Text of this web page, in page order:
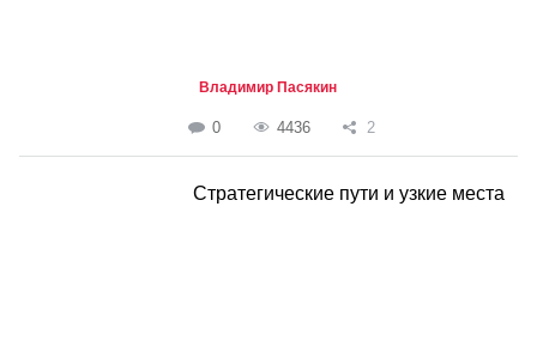
Владимир Пасякин
0 4436 2
Стратегические пути и узкие места